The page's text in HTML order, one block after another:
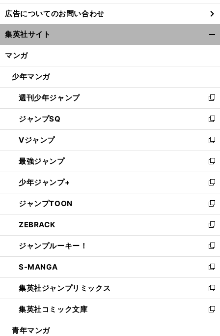
し
い
ウ
ィ
ン
ウ
開
く
広告についてのお問い合わせ
集英社サイト
マンガ
少年マンガ
週刊少年ジャンプ
新
し
い
ウ
ィ
ン
ド
ウ
で
開
く
ジャンプSQ
新
し
い
ウ
ィ
ン
ド
ウ
で
開
く
Vジャンプ
新
し
い
ウ
ィ
ン
ド
ウ
で
開
く
最強ジャンプ
新
し
い
ウ
ィ
ン
ド
ウ
で
開
く
少年ジャンプ+
新
し
い
ウ
ィ
ン
ド
ウ
で
開
く
ジャンプTOON
新
し
い
ウ
ィ
ン
ド
ウ
で
開
く
ZEBRACK
新
し
い
ウ
ィ
ン
ド
ウ
で
開
ジャンプルーキー！
新
し
い
ウ
ィ
ン
ド
ウ
S-MANGA
新
し
い
ウ
ィ
ン
集英社ジャンプリミックス
新
し
い
ウ
集英社コミック文庫
新
し
青年マンガ